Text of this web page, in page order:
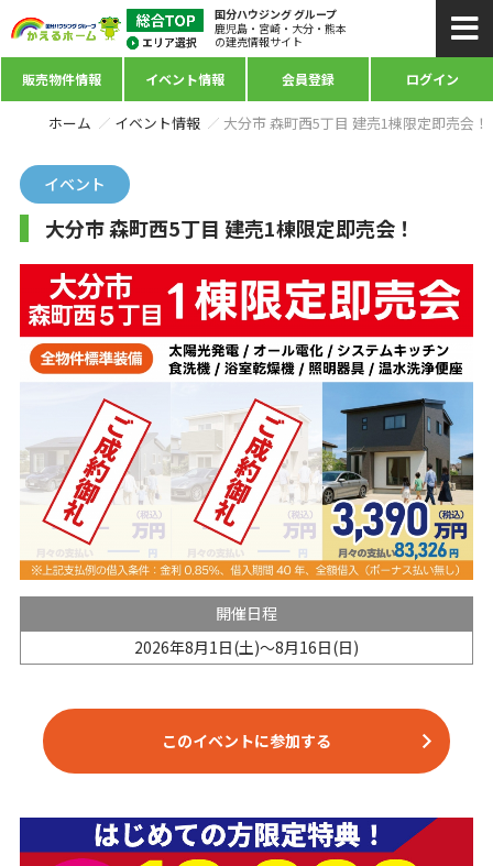
国分ハウジング グループ
鹿児島・宮崎・大分・熊本
の建売情報サイト
販売物件情報 イベント情報 会員登録 ログイン
ホーム イベント情報 大分市 森町西5丁目 建売1棟限定即売会！
イベント
大分市 森町西5丁目 建売1棟限定即売会！
開催日程
2026年8月1日(土)～8月16日(日)
このイベントに参加する